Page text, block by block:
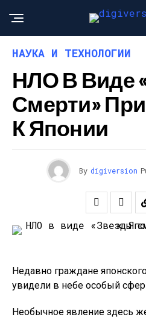
НАУКА И ТЕХНОЛОГИИ
НЛО В Виде
Смерти»
К Японии
By digiversion
Недавно граждане
увидели в небе особый
Необычное явление здесь